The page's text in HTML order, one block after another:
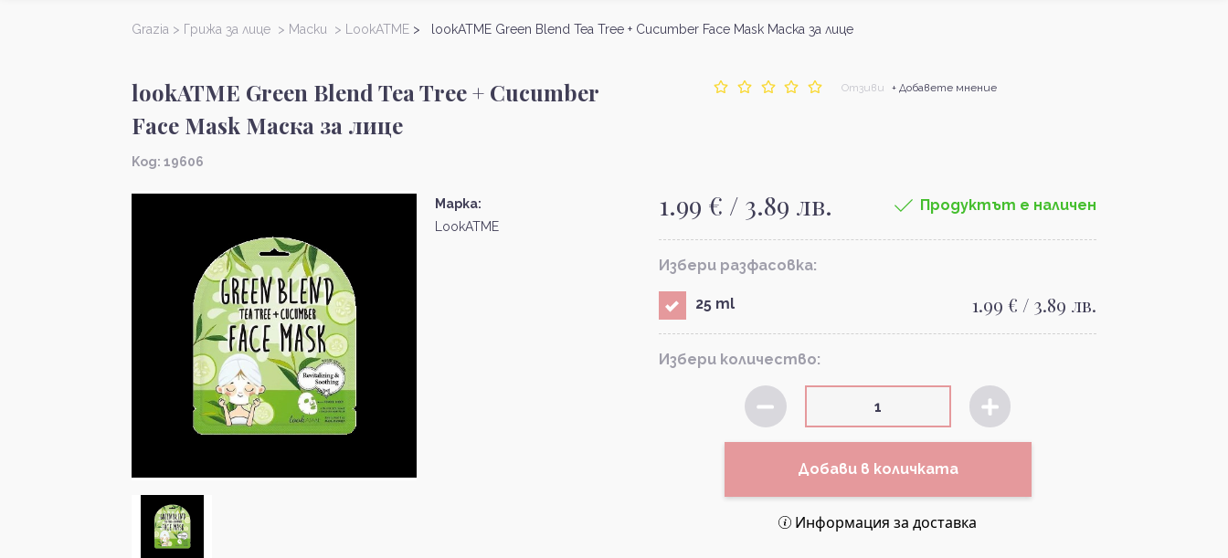
Grazia > Грижа за лице > Маски > LookATME > lookATME Green Blend Tea Tree + Cucumber Face Mask Mаска за лице
lookATME Green Blend Tea Tree + Cucumber
Face Mask Mаска за лице
Kод: 19606
Отзиви + Добавете мнение
Марка:
LookATME
1.99 € / 3.89 лв. Продуктът е наличен
Избери разфасовка:
25 ml 1.99 € / 3.89 лв.
Избери количество:
Добави в количката
Информация за доставка